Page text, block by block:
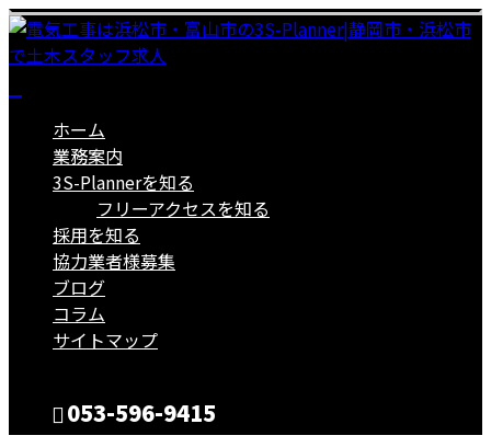
ホーム
業務案内
3S-Plannerを知る
フリーアクセスを知る
採用を知る
協力業者様募集
ブログ
コラム
サイトマップ
053-596-9415